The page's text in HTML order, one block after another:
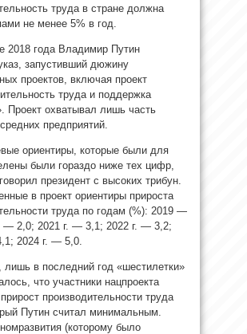
труда в стране должна
не менее 5% в год.
2018 года Владимир Путин
запустивший дюжину
проектов, включая проект
труда и поддержка
Проект охватывал лишь часть
предприятий.
ориентиры, которые были для
были гораздо ниже тех цифр,
президент с высоких трибун.
в проект ориентиры прироста
труда по годам (%): 2019 —
— 2,0; 2021 г. — 3,1; 2022 г. — 3,2;
2024 г. — 5,0.
лишь в последний год «шестилетки»
что участники нацпроекта
производительности труда
Путин считал минимальным.
(которому было